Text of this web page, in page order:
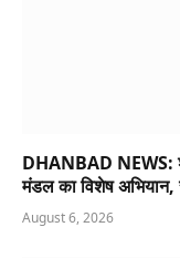
DHANBAD NEWS:
मंडल का विशेष अभियान,
August 6, 2026